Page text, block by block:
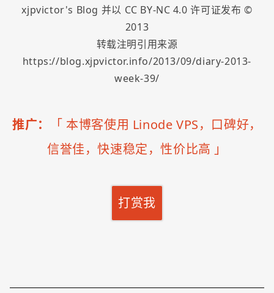
xjpvictor's Blog 并以 CC BY-NC 4.0 许可证发布 ©
2013
转载注明引用来源
https://blog.xjpvictor.info/2013/09/diary-2013-
week-39/
推广： 「 本博客使用 Linode VPS，口碑好，
信誉佳，快速稳定，性价比高 」
打赏我